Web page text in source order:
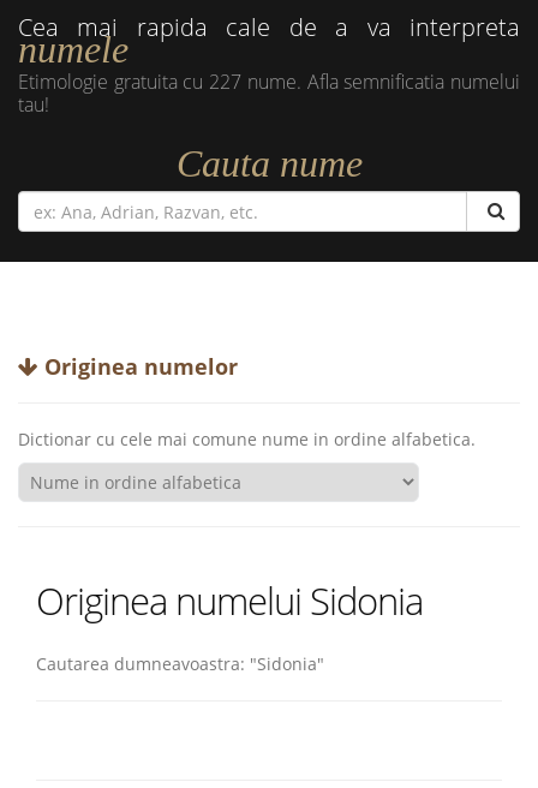
Cea mai rapida cale de a va interpreta
numele
Etimologie gratuita cu 227 nume. Afla semnificatia numelui
tau!
Cauta nume
Originea numelor
Dictionar cu cele mai comune nume in ordine alfabetica.
Originea numelui Sidonia
Cautarea dumneavoastra: "Sidonia"